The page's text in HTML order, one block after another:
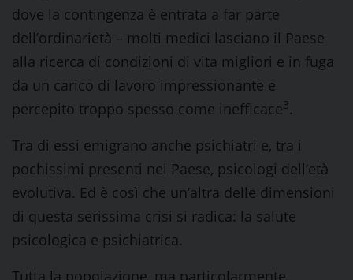
dove la contingenza è entrata a far parte
dell’ordinarietà – molti medici lasciano il Paese
alla ricerca di condizioni di vita migliori e in fuga
da un carico di lavoro impressionante e
percepito troppo spesso come inefficace3.
Tra di essi emigrano anche psichiatri e, tra i
pochissimi presenti nel Paese, psicologi dell’età
evolutiva. Ed è così che un’altra delle dimensioni
di questa serissima crisi si radica: la salute
psicologica e psichiatrica.
Tutta la popolazione, ma particolarmente